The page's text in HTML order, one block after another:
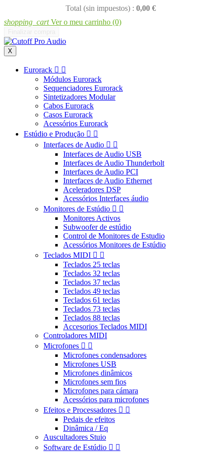
Total (sin impuestos) : 0,00 €
shopping_cart Ver o meu carrinho (0)
X
Eurorack  
Módulos Eurorack
Sequenciadores Eurorack
Sintetizadores Modular
Cabos Eurorack
Casos Eurorack
Acessórios Eurorack
Estúdio e Produção  
Interfaces de Audio  
Interfaces de Audio USB
Interfaces de Audio Thunderbolt
Interfaces de Audio PCI
Interfaces de Audio Ethernet
Aceleradores DSP
Acessórios Interfaces áudio
Monitores de Estúdio  
Monitores Activos
Subwoofer de estúdio
Control de Monitores de Estudio
Acessórios Monitores de Estúdio
Teclados MIDI  
Teclados 25 teclas
Teclados 32 teclas
Teclados 37 teclas
Teclados 49 teclas
Teclados 61 teclas
Teclados 73 teclas
Teclados 88 teclas
Accesorios Teclados MIDI
Controladores MIDI
Microfones  
Microfones condensadores
Microfones USB
Microfones dinâmicos
Microfones sem fios
Microfones para cámara
Acessórios para microfones
Efeitos e Processadores  
Pedais de efeitos
Dinâmica / Eq
Auscultadores Stuio
Software de Estúdio  